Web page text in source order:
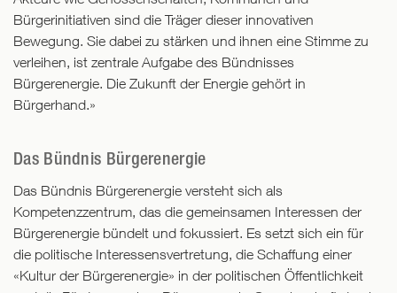
Bürgerinitiativen sind die Träger dieser innovativen
Bewegung. Sie dabei zu stärken und ihnen eine Stimme zu
verleihen, ist zentrale Aufgabe des Bündnisses
Bürgerenergie. Die Zukunft der Energie gehört in
Bürgerhand.»
Das Bündnis Bürgerenergie
Das Bündnis Bürgerenergie versteht sich als
Kompetenzzentrum, das die gemeinsamen Interessen der
Bürgerenergie bündelt und fokussiert. Es setzt sich ein für
die politische Interessensvertretung, die Schaffung einer
«Kultur der Bürgerenergie» in der politischen Öffentlichkeit